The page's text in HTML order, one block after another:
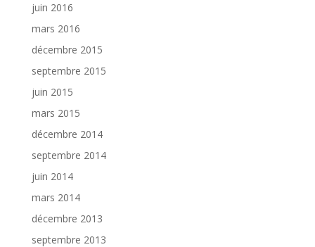
juin 2016
mars 2016
décembre 2015
septembre 2015
juin 2015
mars 2015
décembre 2014
septembre 2014
juin 2014
mars 2014
décembre 2013
septembre 2013